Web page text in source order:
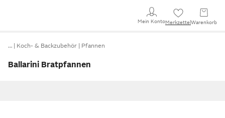
Mein KontoMerkzettel Warenkorb
… Koch- & Backzubehör Pfannen
Ballarini Bratpfannen